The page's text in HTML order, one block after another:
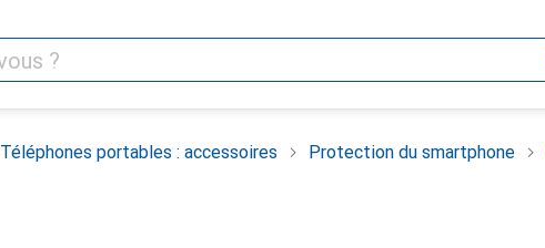
Téléphones portables : accessoires Protection du smartphone